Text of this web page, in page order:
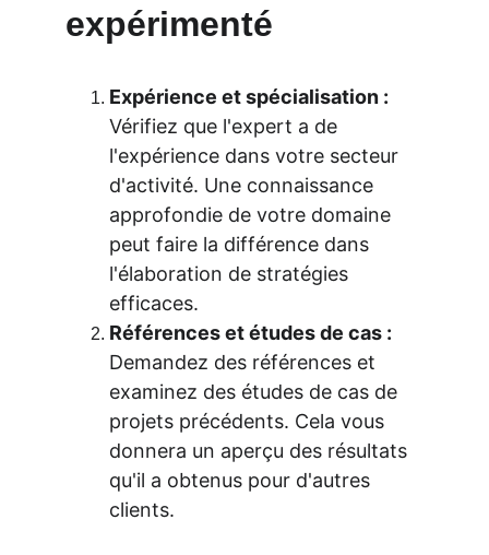
expérimenté
Expérience et spécialisation :
Vérifiez que l'expert a de
l'expérience dans votre secteur
d'activité. Une connaissance
approfondie de votre domaine
peut faire la différence dans
l'élaboration de stratégies
efficaces.
Références et études de cas :
Demandez des références et
examinez des études de cas de
projets précédents. Cela vous
donnera un aperçu des résultats
qu'il a obtenus pour d'autres
clients.